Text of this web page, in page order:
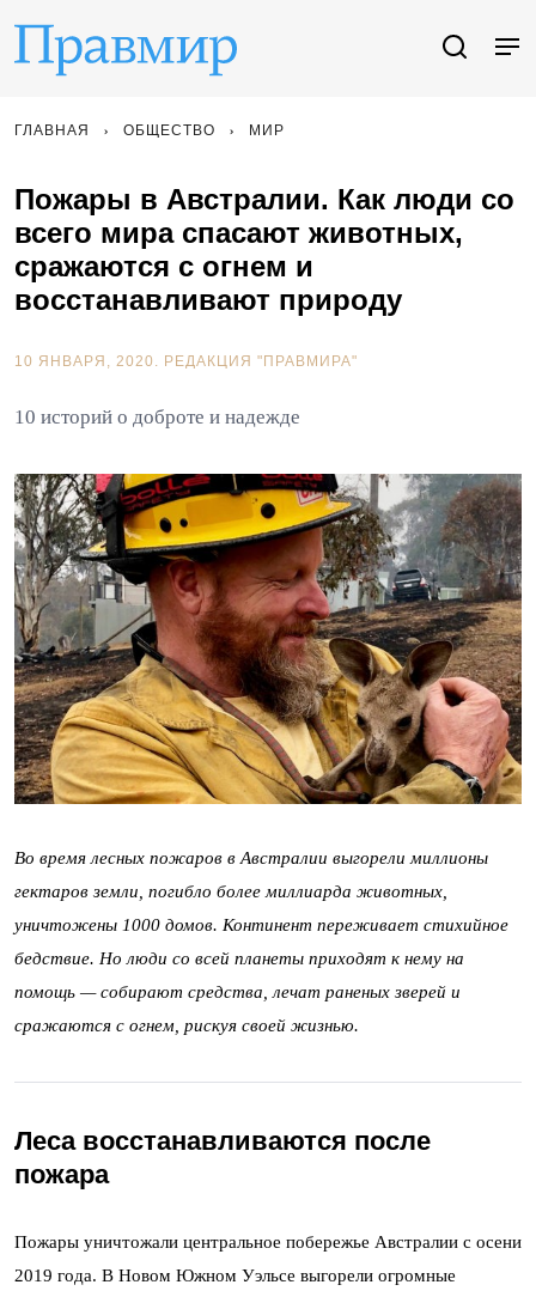
ГЛАВНАЯ ОБЩЕСТВО МИР
Пожары в Австралии. Как люди со
всего мира спасают животных,
сражаются с огнем и
восстанавливают природу
10 ЯНВАРЯ, 2020. РЕДАКЦИЯ "ПРАВМИРА"
10 историй о доброте и надежде
Во время лесных пожаров в Австралии выгорели миллионы
гектаров земли, погибло более миллиарда животных,
уничтожены 1000 домов. Континент переживает стихийное
бедствие. Но люди со всей планеты приходят к нему на
помощь — собирают средства, лечат раненых зверей и
сражаются с огнем, рискуя своей жизнью.
Леса восстанавливаются после
пожара
Пожары уничтожали центральное побережье Австралии с осени
2019 года. В Новом Южном Уэльсе выгорели огромные